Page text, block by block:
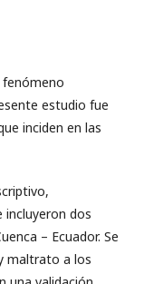
fenómeno
estudio fue
inciden en las
incluyeron dos
– Ecuador. Se
maltrato a los